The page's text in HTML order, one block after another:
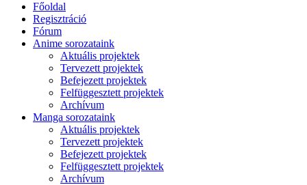
Főoldal
Regisztráció
Fórum
Anime sorozataink
Aktuális projektek
Tervezett projektek
Befejezett projektek
Felfüggesztett projektek
Archívum
Manga sorozataink
Aktuális projektek
Tervezett projektek
Befejezett projektek
Felfüggesztett projektek
Archívum